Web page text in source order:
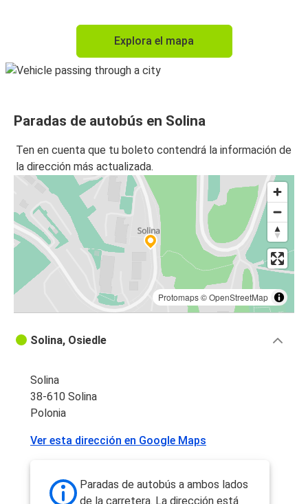
Explora el mapa
Paradas de autobús en Solina
Ten en cuenta que tu boleto contendrá la información de
la dirección más actualizada.
Protomaps©OpenStreetMap
Solina, Osiedle
Solina
38-610 Solina
Polonia
Ver esta dirección en Google Maps
Paradas de autobús a ambos lados
de la carretera. La dirección está